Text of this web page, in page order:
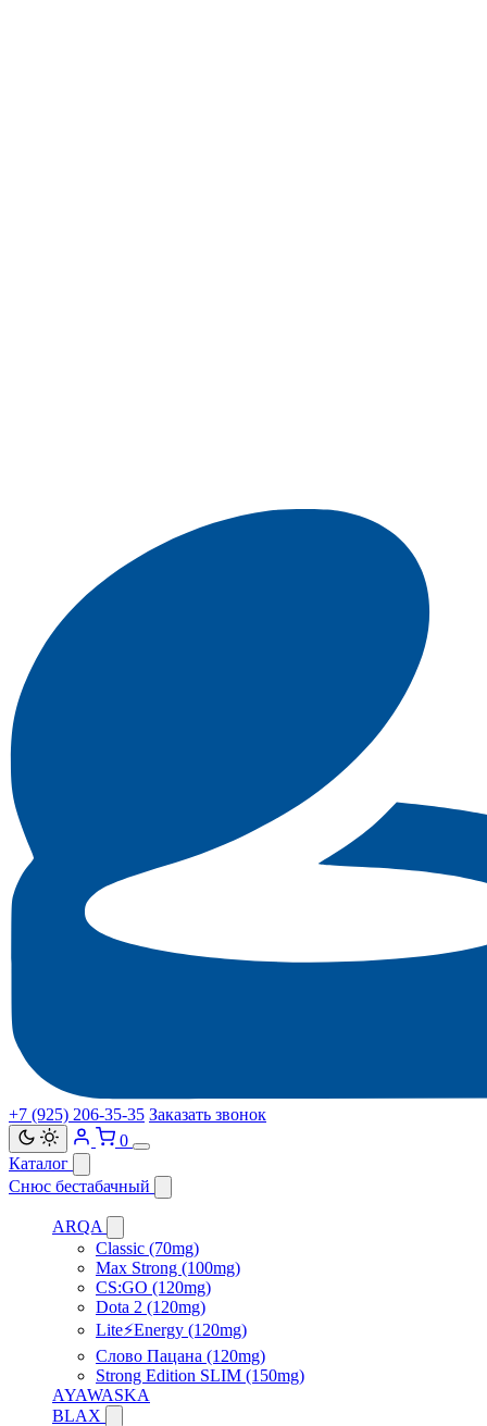
+7 (925) 206‑35‑35 Заказать звонок
0
Каталог
Снюс бестабачный
ARQA
Classic (70mg)
Max Strong (100mg)
CS:GO (120mg)
Dota 2 (120mg)
Lite⚡Energy (120mg)
Слово Пацана (120mg)
Strong Edition SLIM (150mg)
AYAWASKA
BLAX